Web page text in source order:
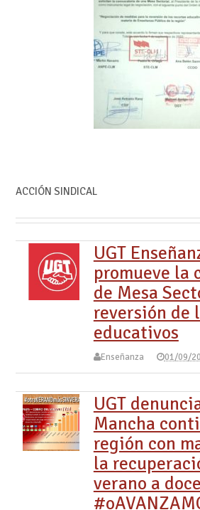
ACCIÓN SINDICAL
UGT
promueve la
de Mesa
reversión de
educativos
Enseñanza 01/09/
UGT
Mancha
región con
la
verano a